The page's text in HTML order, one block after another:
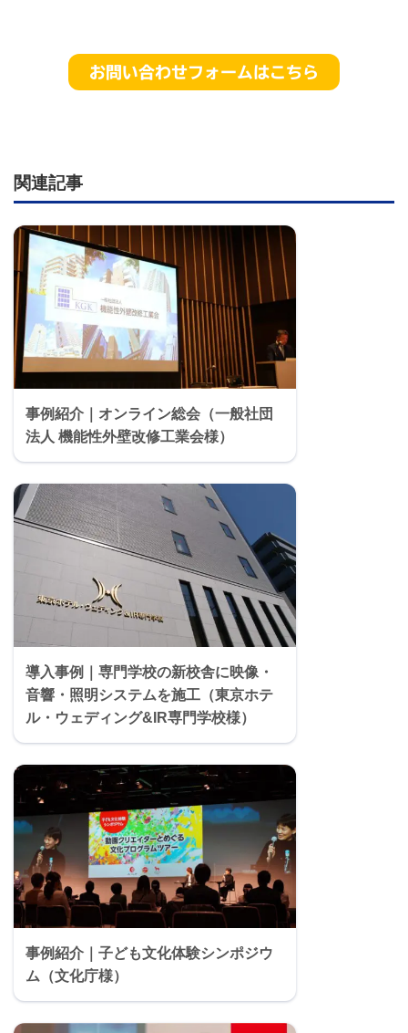
お問い合わせフォームはこちら
関連記事
事例紹介｜オンライン総会（一般社団
法人 機能性外壁改修工業会様）
導入事例｜専門学校の新校舎に映像・
音響・照明システムを施工（東京ホテ
ル・ウェディング&IR専門学校様）
事例紹介｜子ども文化体験シンポジウ
ム（文化庁様）